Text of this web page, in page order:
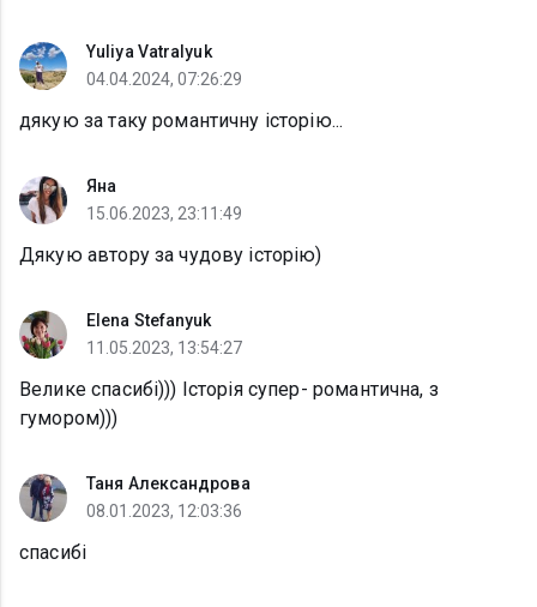
Yuliya Vatralyuk
04.04.2024, 07:26:29
дякую за таку романтичну історію...
Яна
15.06.2023, 23:11:49
Дякую автору за чудову історію)
Elena Stefanyuk
11.05.2023, 13:54:27
Велике спасибі))) Історія супер- романтична, з
гумором)))
Таня Александрова
08.01.2023, 12:03:36
спасибі